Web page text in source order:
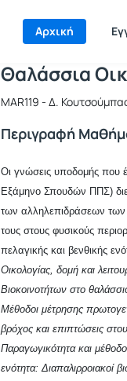
Αρχική
Αρχική Σελίδα
Μάθημα :
Κωδικός :
Θαλάσσια
MAR119 - Δ.
Περιγραφή
Οι γνώσεις υποδομής που
Εξάμηνο Σπουδών ΠΠΣ)
των αλληλεπιδράσεων των
τους στους φυσικούς
πελαγικής και βενθικής
Οικολογίας, δομή και
Βιοκοινοτήτων στο
Μέθοδοι μέτρησης
βρόχος και επιπτώσεις
Παραγωγικότητα και
ενότητα: Διαπαλιρροιακοί